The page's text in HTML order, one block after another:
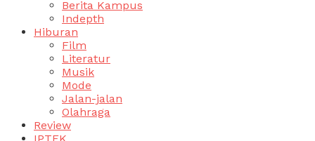
Berita Kampus
Indepth
Hiburan
Film
Literatur
Musik
Mode
Jalan-jalan
Olahraga
Review